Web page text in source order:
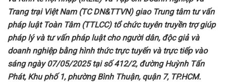
Trang trại Việt Nam (TC DN&TTVN) giao Trung tâm tư vấn
pháp luật Toàn Tâm (TTLCC) tổ chức tuyên truyền trợ giúp
pháp lý và tư vấn pháp luật cho người dân, độc giả và
doanh nghiệp bằng hình thức trực tuyến và trực tiếp vào
sáng ngày 07/05/2025 tại số 412/2, đường Huỳnh Tấn
Phát, Khu phố 1, phường Bình Thuận, quận 7, TP.HCM.